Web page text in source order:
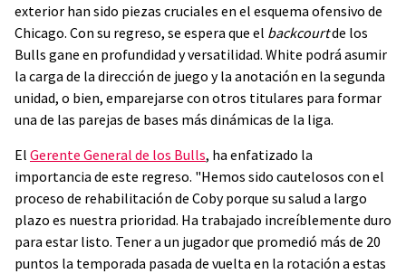
exterior han sido piezas cruciales en el esquema ofensivo de
Chicago. Con su regreso, se espera que el backcourtde los
Bulls gane en profundidad y versatilidad. White podrá asumir
la carga de la dirección de juego y la anotación en la segunda
unidad, o bien, emparejarse con otros titulares para formar
una de las parejas de bases más dinámicas de la liga.
El Gerente General de los Bulls, ha enfatizado la
importancia de este regreso. "Hemos sido cautelosos con el
proceso de rehabilitación de Coby porque su salud a largo
plazo es nuestra prioridad. Ha trabajado increíblemente duro
para estar listo. Tener a un jugador que promedió más de 20
puntos la temporada pasada de vuelta en la rotación a estas